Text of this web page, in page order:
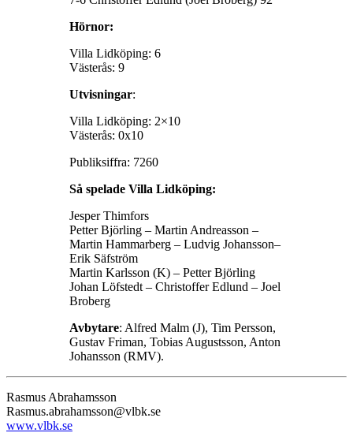
Hörnor:
Villa Lidköping: 6
Västerås: 9
Utvisningar:
Villa Lidköping: 2×10
Västerås: 0x10
Publiksiffra: 7260
Så spelade Villa Lidköping:
Jesper Thimfors
Petter Björling – Martin Andreasson –
Martin Hammarberg – Ludvig Johansson–
Erik Säfström
Martin Karlsson (K) – Petter Björling
Johan Löfstedt – Christoffer Edlund – Joel
Broberg
Avbytare: Alfred Malm (J), Tim Persson,
Gustav Friman, Tobias Augustsson, Anton
Johansson (RMV).
Rasmus Abrahamsson
Rasmus.abrahamsson@vlbk.se
www.vlbk.se